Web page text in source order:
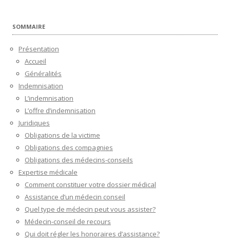
SOMMAIRE
Présentation
Accueil
Généralités
Indemnisation
L’indemnisation
L’offre d’indemnisation
Juridiques
Obligations de la victime
Obligations des compagnies
Obligations des médecins-conseils
Expertise médicale
Comment constituer votre dossier médical
Assistance d’un médecin conseil
Quel type de médecin peut vous assister?
Médecin-conseil de recours
Qui doit régler les honoraires d’assistance?